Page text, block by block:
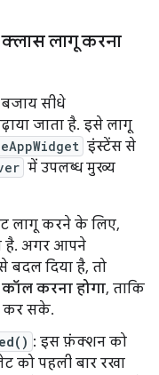
लागू करना
सीधे
जाता है. इसे लागू
इंस्टेंस से
में उपलब्ध मुख्य
लागू करने के लिए,
है. अगर आपने
दिया है, तो
करना होगा, ताकि
कर सके.
: इस फ़ंक्शन को
को पहली बार रखा